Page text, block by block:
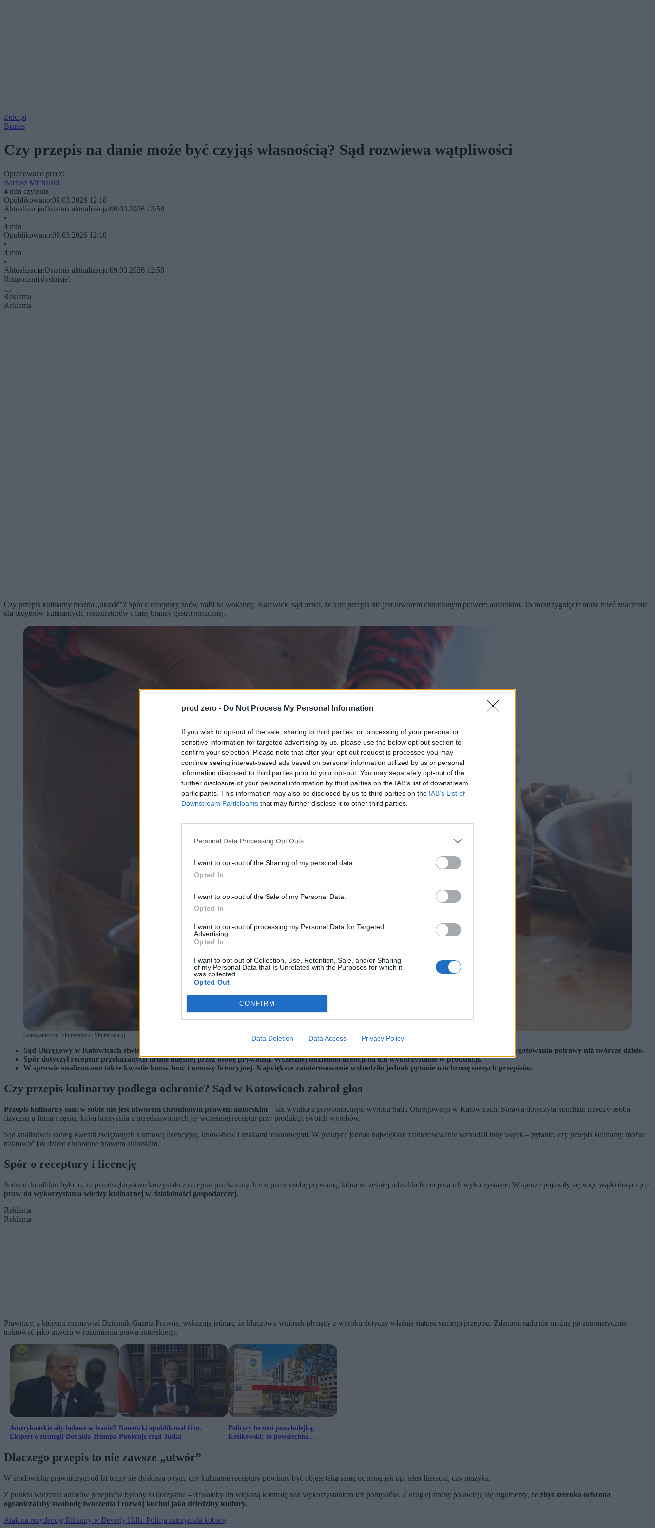
prod zero - Do Not Process My Personal Information
If you wish to opt-out of the sale, sharing to third parties, or processing of your personal or
sensitive information for targeted advertising by us, please use the below opt-out section to
confirm your selection. Please note that after your opt-out request is processed you may
continue seeing interest-based ads based on personal information utilized by us or personal
information disclosed to third parties prior to your opt-out. You may separately opt-out of the
further disclosure of your personal information by third parties on the IAB’s list of downstream
participants. This information may also be disclosed by us to third parties on the IAB’s List of
Downstream Participants that may further disclose it to other third parties.
Personal Data Processing Opt Outs
I want to opt-out of the Sharing of my personal data.
Opted In
I want to opt-out of the Sale of my Personal Data.
Opted In
I want to opt-out of processing my Personal Data for Targeted
Advertising.
Opted In
I want to opt-out of Collection, Use, Retention, Sale, and/or Sharing
of my Personal Data that Is Unrelated with the Purposes for which it
was collected.
Opted Out
CONFIRM
Data Deletion Data Access Privacy Policy
Zero.pl
Biznes
Czy przepis na danie może być czyjąś własnością? Sąd rozwiewa wątpliwości
Opracowano przez:
Bartosz Michalski
4 min czytania
Opublikowano:09.03.2026 12:18
Aktualizacja:Ostatnia aktualizacja:09.03.2026 12:58
•
4 min
Opublikowano:09.03.2026 12:18
•
4 min
•
Aktualizacja:Ostatnia aktualizacja:09.03.2026 12:58
Rozpocznij dyskusję!
Reklama
Reklama
Czy przepis kulinarny można „ukraść”? Spór o receptury znów trafił na wokandę. Katowicki sąd uznał, że sam przepis nie jest utworem chronionym prawem autorskim. To rozstrzygnięcie może mieć znaczenie
dla blogerów kulinarnych, restauratorów i całej branży gastronomicznej.
Gotowanie (fot. Shutterstock / Shutterstock)
Sąd Okręgowy w Katowicach stwierdził, że przepis kulinarny sam w sobie nie jest utworem chronionym prawem autorskim. To raczej instrukcja przygotowania potrawy niż twórcze dzieło.
Spór dotyczył receptur przekazanych firmie mięsnej przez osobę prywatną. Wcześniej udzielono licencji na ich wykorzystanie w produkcji.
W sprawie analizowano także kwestie know-how i umowy licencyjnej. Największe zainteresowanie wzbudziło jednak pytanie o ochronę samych przepisów.
Czy przepis kulinarny podlega ochronie? Sąd w Katowicach zabrał głos
Przepis kulinarny sam w sobie nie jest utworem chronionym prawem autorskim – tak wynika z prawomocnego wyroku Sądu Okręgowego w Katowicach. Sprawa dotyczyła konfliktu między osobą
fizyczną a firmą mięsną, która korzystała z przedstawionych jej wcześniej receptur przy produkcji swoich wyrobów.
Sąd analizował szereg kwestii związanych z umową licencyjną, know-how i znakami towarowymi. W praktyce jednak największe zainteresowanie wzbudził inny wątek – pytanie, czy przepis kulinarny można
traktować jak dzieło chronione prawem autorskim.
Spór o receptury i licencję
Sednem konfliktu było to, że przedsiębiorstwo korzystało z receptur przekazanych mu przez osobę prywatną, która wcześniej udzieliła licencji na ich wykorzystanie. W sporze pojawiły się więc wątki dotyczące
praw do wykorzystania wiedzy kulinarnej w działalności gospodarczej.
Reklama
Reklama
Prawnicy, z którymi rozmawiał Dziennik Gazeta Prawna, wskazują jednak, że kluczowy wniosek płynący z wyroku dotyczy właśnie statusu samego przepisu. Zdaniem sądu nie można go automatycznie
traktować jako utworu w rozumieniu prawa autorskiego.
Amerykańskie siły lądowe w Iranie?
Ekspert o strategii Donalda Trumpa
Nawrocki opublikował film.
Punktuje rząd Tuska
Politycy leczeni poza kolejką.
Kosikowski: to powszechna
Dlaczego przepis to nie zawsze „utwór”
W środowisku prawniczym od lat toczy się dyskusja o tym, czy kulinarne receptury powinny być objęte taką samą ochroną jak np. tekst literacki, czy muzyka.
Z punktu widzenia autorów przepisów byłoby to korzystne – dawałoby im większą kontrolę nad wykorzystaniem ich pomysłów. Z drugiej strony pojawiają się argumenty, że zbyt szeroka ochrona
ograniczałaby swobodę tworzenia i rozwój kuchni jako dziedziny kultury.
Atak na rezydencję Rihanny w Beverly Hills. Policja zatrzymała kobietę